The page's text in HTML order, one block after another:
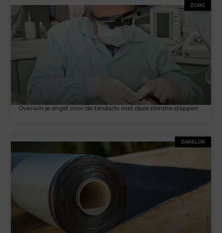
ZORG
Overwin je angst voor de tandarts met deze slimme stappen
ZAKELIJK